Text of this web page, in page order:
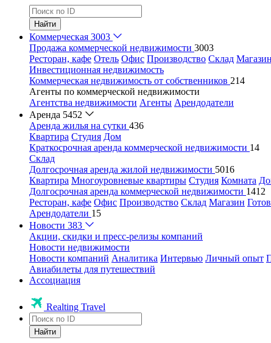
Найти
Коммерческая 3003
Продажа коммерческой недвижимости 3003
Ресторан, кафе Отель Офис Производство Склад Магазин
Инвестиционная недвижимость
Коммерческая недвижимость от собственников 214
Агенты по коммерческой недвижимости
Агентства недвижимости Агенты Арендодатели
Аренда 5452
Аренда жилья на сутки 436
Квартира Студия Дом
Краткосрочная аренда коммерческой недвижимости 14
Склад
Долгосрочная аренда жилой недвижимости 5016
Квартира Многоуровневые квартиры Студия Комната
Долгосрочная аренда коммерческой недвижимости 1412
Ресторан, кафе Офис Производство Склад Магазин
Арендодатели 15
Новости 383
Акции, скидки и пресс-релизы компаний
Новости недвижимости
Новости компаний Аналитика Интервью Личный опыт
Авиабилеты для путешествий
Ассоциация
Realting Travel
Найти